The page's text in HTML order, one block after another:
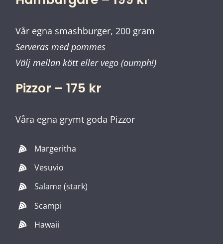
Vår egna smashburger, 200 gram
Serveras med pommes
Välj mellan kött eller vego (oumph!)
Pizzor – 175 kr
Våra egna grymt goda Pizzor
Margeritha
Vesuvio
Salame (stark)
Scampi
Hawaii